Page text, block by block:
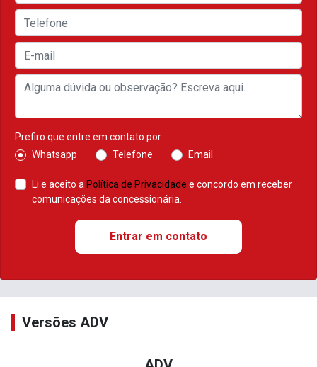
Prefiro que entre em contato por:
Whatsapp
Telefone Email
Li e aceito a Política de Privacidade e concordo em receber
comunicações da concessionária.
Entrar em contato
Versões ADV